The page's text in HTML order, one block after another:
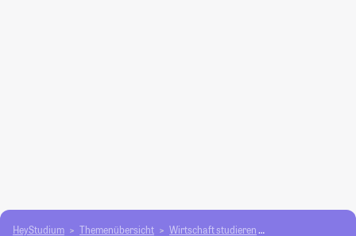
HeyStudium Themenübersicht Wirtschaft studieren